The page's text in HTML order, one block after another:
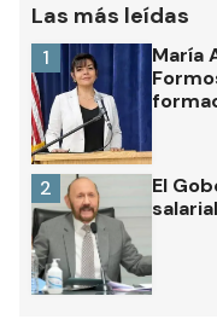
Las más leídas
María
1
El
2